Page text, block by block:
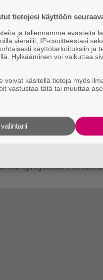
rikkinäisen liitto –
.
jolla viitataan
syntyneiden
tietojesi käyttöön
ja tallennamme evästeitä
vierailit, IP-osoitteestasi
käyttötarkoituksiin ja
Hylkääminen voi vaikuttaa
voivat käsitellä tietoja myös
vastustaa tätä tai muuttaa